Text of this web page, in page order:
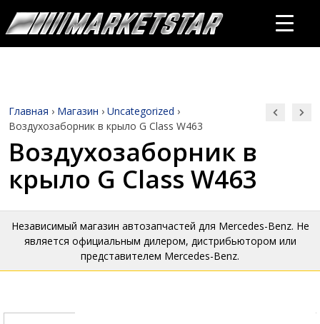
Главная › Магазин › Uncategorized ›
Воздухозаборник в крыло G Class W463
Воздухозаборник в
крыло G Class W463
Независимый магазин автозапчастей для Mercedes-Benz. Не
является официальным дилером, дистрибьютором или
представителем Mercedes-Benz.